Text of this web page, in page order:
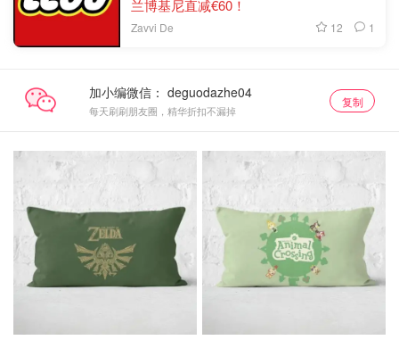
兰博基尼直减€60！
Zavvi De 12 1
加小编微信：
每天刷刷朋友圈，精华折扣不漏掉
复制